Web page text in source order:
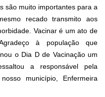
são muito importantes para a
recado transmito aos
Vacinar é um ato de
à população que
o Dia D de Vacinação um
a responsável pela
município, Enfermeira